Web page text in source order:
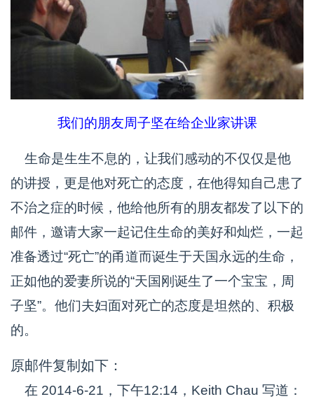
我们的朋友周子坚在给企业家讲课
生命是生生不息的，让我们感动的不仅仅是他
的讲授，更是他对死亡的态度，在他得知自己患了
不治之症的时候，他给他所有的朋友都发了以下的
邮件，邀请大家一起记住生命的美好和灿烂，一起
准备透过“死亡”的甬道而诞生于天国永远的生命，
正如他的爱妻所说的“天国刚诞生了一个宝宝，周
子坚”。他们夫妇面对死亡的态度是坦然的、积极
的。
原邮件复制如下：
在 2014-6-21，下午12:14，Keith Chau 写道：